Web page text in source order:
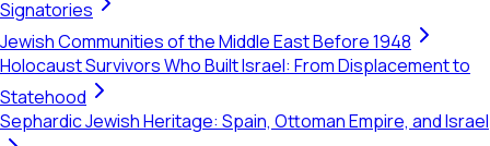
Signatories
Jewish Communities of the Middle East Before 1948
Holocaust Survivors Who Built Israel: From Displacement to
Statehood
Sephardic Jewish Heritage: Spain, Ottoman Empire, and Israel